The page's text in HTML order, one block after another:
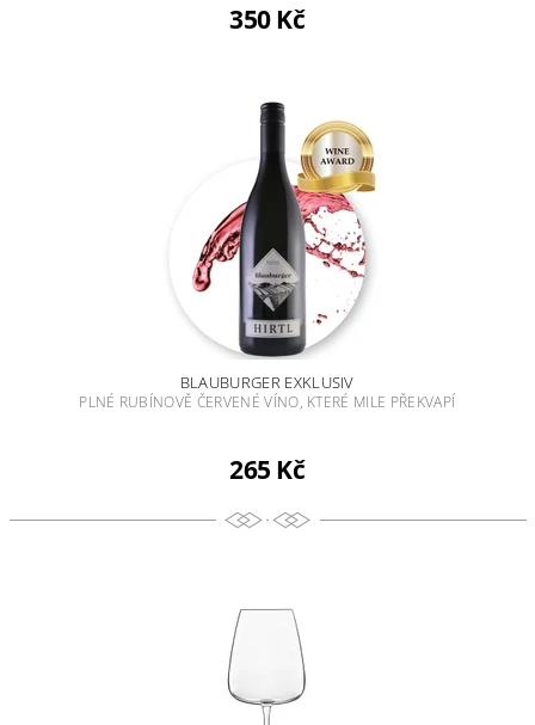
350 Kč
BLAUBURGER EXKLUSIV
PLNÉ RUBÍNOVĚ ČERVENÉ VÍNO, KTERÉ MILE PŘEKVAPÍ
265 Kč